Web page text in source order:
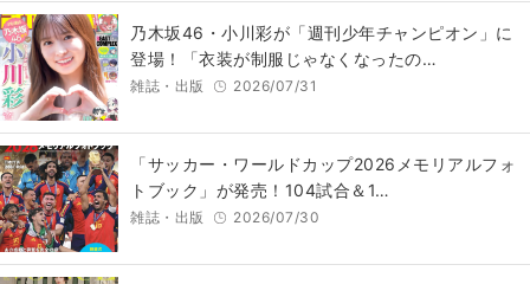
乃木坂46・小川彩が「週刊少年チャンピオン」に
登場！「衣装が制服じゃなくなったの…
雑誌・出版 2026/07/31
「サッカー・ワールドカップ2026メモリアルフォ
トブック」が発売！104試合＆1…
雑誌・出版 2026/07/30